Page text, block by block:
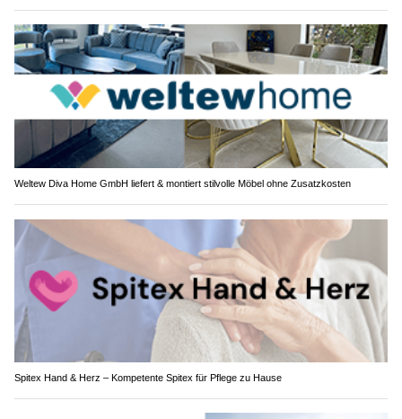
Weltew Diva Home GmbH liefert & montiert stilvolle Möbel ohne Zusatzkosten
Spitex Hand & Herz – Kompetente Spitex für Pflege zu Hause